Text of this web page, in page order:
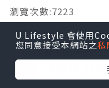
瀏覽次數:7223
NT旅遊及
發佈於
布拉格
U Lifestyle 會使用
您同意接受本網站之私